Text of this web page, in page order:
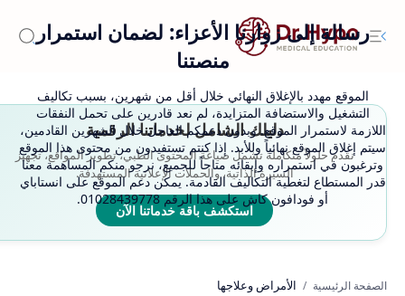
رسالة إلى زوارنا الأعزاء: لضمان استمرار
منصتنا
الموقع مهدد بالإغلاق النهائي خلال أقل من شهرين، بسبب تكاليف
التشغيل والاستضافة المتزايدة، لم نعد قادرين على تحمل النفقات
اللازمة لاستمرار الموقع. وبدون دعمكم العاجل خلال الشهرين القادمين،
سيتم إغلاق الموقع نهائياً وللأبد. إذا كنتم تستفيدون من محتوى هذا الموقع
وترغبون في استمراره وإبقائه متاحاً للجميع، نرجو منكم المساهمة معنا
قدر المستطاع لتغطية التكاليف القادمة. يمكن دعم الموقع على انستاباي
أو فودافون كاش على هذا الرقم 01028439778.
دليلك الشامل لخدماتنا الرقمية
نقدم حلولاً متكاملة تشمل صياغة المحتوى الطبي، تطوير المواقع، تجهيز
السيرة الذاتية، والحملات الإعلانية المستهدفة.
استكشف باقة خدماتنا الآن
الصفحة الرئيسية الأمراض وعلاجها